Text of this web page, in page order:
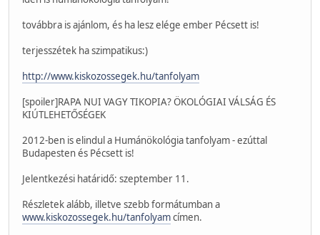
továbbra is ajánlom, és ha lesz elége ember Pécsett is!
terjesszétek ha szimpatikus:)
http://www.kiskozossegek.hu/tanfolyam
[spoiler]RAPA NUI VAGY TIKOPIA? ÖKOLÓGIAI VÁLSÁG ÉS
KIÚTLEHETŐSÉGEK
2012-ben is elindul a Humánökológia tanfolyam - ezúttal
Budapesten és Pécsett is!
Jelentkezési határidő: szeptember 11.
Részletek alább, illetve szebb formátumban a
www.kiskozossegek.hu/tanfolyamcímen.